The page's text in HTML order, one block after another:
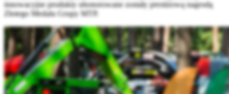
innowacyjne produkty uhonorowane zostały prestiżową nagrodą
Złotego Medalu Grupy MTP.